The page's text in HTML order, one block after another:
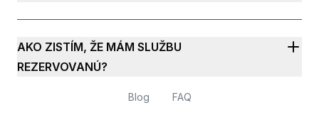
AKO ZISTÍM, ŽE MÁM SLUŽBU
REZERVOVANÚ?
Blog FAQ